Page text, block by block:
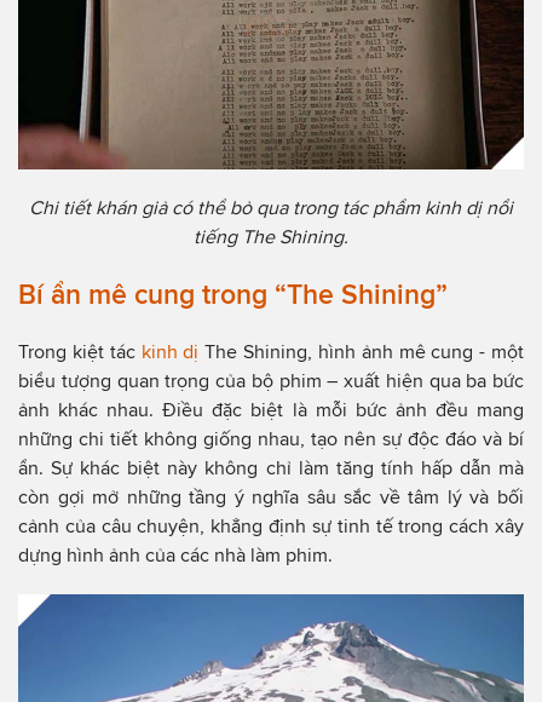
Chi tiết khán giả có thể bỏ qua trong tác phẩm kinh dị nổi
tiếng The Shining.
Bí ẩn mê cung trong “The Shining”
Trong kiệt tác kinh dị The Shining, hình ảnh mê cung - một
biểu tượng quan trọng của bộ phim – xuất hiện qua ba bức
ảnh khác nhau. Điều đặc biệt là mỗi bức ảnh đều mang
những chi tiết không giống nhau, tạo nên sự độc đáo và bí
ẩn. Sự khác biệt này không chỉ làm tăng tính hấp dẫn mà
còn gợi mở những tầng ý nghĩa sâu sắc về tâm lý và bối
cảnh của câu chuyện, khẳng định sự tinh tế trong cách xây
dựng hình ảnh của các nhà làm phim.